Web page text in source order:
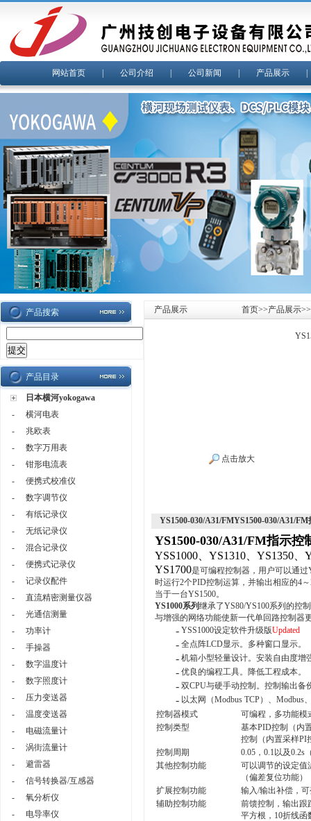
网站首页 公司介绍 公司新闻 产品展示
产品搜索
产品目录
日本横河yokogawa
-
横河电表
-
兆欧表
-
数字万用表
-
钳形电流表
-
便携式校准仪
-
数字调节仪
-
有纸记录仪
-
无纸记录仪
-
混合记录仪
-
便携式记录仪
-
记录仪配件
-
直流精密测量仪器
-
光通信测量
-
功率计
-
手操器
-
数字温度计
-
数字照度计
-
压力变送器
-
温度变送器
-
电磁流量计
-
涡街流量计
-
避雷器
-
信号转换器/互感器
-
氧分析仪
-
电导率仪
产品展示 首页>>产品展示>>
点击放大
YS1500-030/A31/FMYS1500-030/A31/
YS1500-030/A31/FM指示控
YSS1000、YS1310、YS1350、
YS1700是可编程控制器，用户可以通过
时运行2个PID控制运算，并输出相应的4
当于一台YS1500。
YS1000系列继承了YS80/YS100系列的控
与增强的网络功能使新一代单回路控制器
- YSS1000设定软件升级版Updated
- 全点阵LCD显示。多种窗口显示。
- 机箱小型轻量设计。安装自由度增
- 优良的编程工具。降低工程成本。
- 双CPU与硬手动控制。控制输出备
- 以太网（Modbus TCP）、
控制器模式
可编程，多功能模
控制类型
基本PID控制（内
控制（内置采样PI
控制周期
0.05，0.1以及0.2s
其他控制功能
可以调节的设定值
（偏差复位功能
扩展控制功能
输入/输出补偿，
辅助控制功能
前馈控制，输出跟
平方根，10折线函